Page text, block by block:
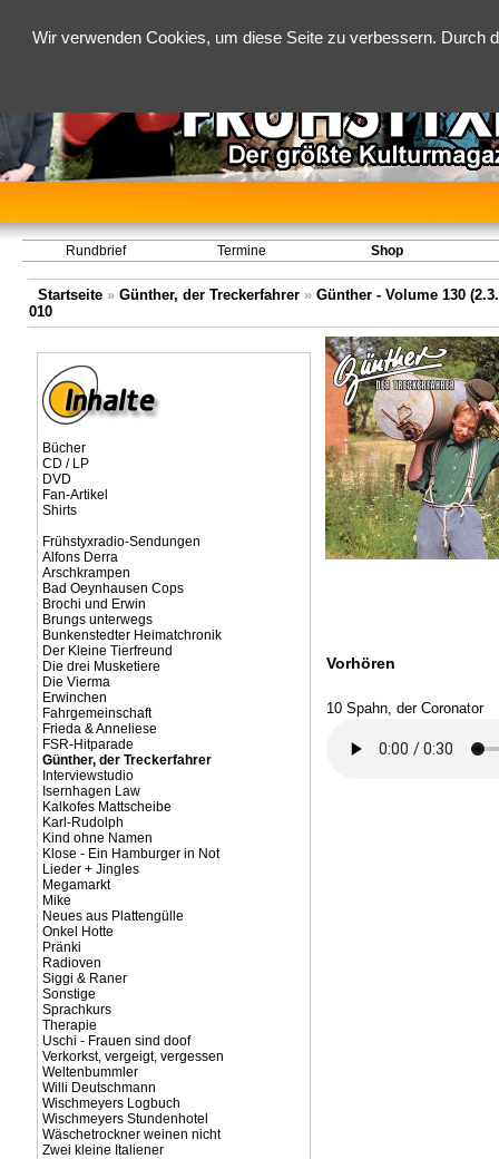
Wir verwenden Cookies, um diese Seite zu verbessern.
Rundbrief Termine Shop
Startseite» Günther, der Treckerfahrer» Günther - Volume 130
010
Bücher
CD / LP
DVD
Fan-Artikel
Shirts
Frühstyxradio-Sendungen
Alfons Derra
Arschkrampen
Bad Oeynhausen Cops
Brochi und Erwin
Brungs unterwegs
Bunkenstedter Heimatchronik
Der Kleine Tierfreund
Die drei Musketiere
Die Vierma
Erwinchen
Fahrgemeinschaft
Frieda & Anneliese
FSR-Hitparade
Günther, der Treckerfahrer
Interviewstudio
Isernhagen Law
Kalkofes Mattscheibe
Karl-Rudolph
Kind ohne Namen
Klose - Ein Hamburger in Not
Lieder + Jingles
Megamarkt
Mike
Neues aus Plattengülle
Onkel Hotte
Pränki
Radioven
Siggi & Raner
Sonstige
Sprachkurs
Therapie
Uschi - Frauen sind doof
Verkorkst, vergeigt, vergessen
Weltenbummler
Willi Deutschmann
Wischmeyers Logbuch
Wischmeyers Stundenhotel
Wäschetrockner weinen nicht
Zwei kleine Italiener
Vorhören
10 Spahn, der Coronator